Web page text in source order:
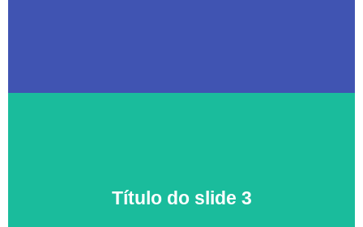
Título do slide 3